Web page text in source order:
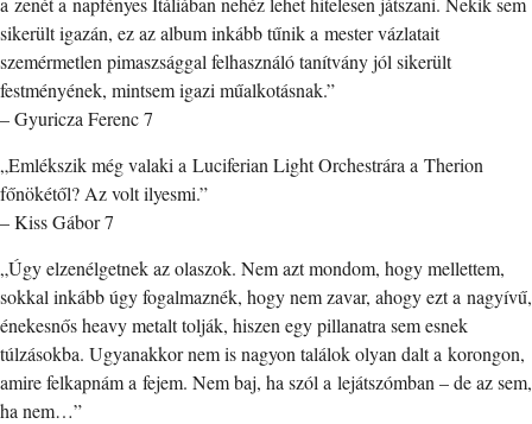
sikerült igazán, ez az album inkább tűnik a mester vázlatait
szemérmetlen pimaszsággal felhasználó tanítvány jól sikerült
festményének, mintsem igazi műalkotásnak.”
– Gyuricza Ferenc 7
„Emlékszik még valaki a Luciferian Light Orchestrára a Therion
főnökétől? Az volt ilyesmi.”
– Kiss Gábor 7
„Úgy elzenélgetnek az olaszok. Nem azt mondom, hogy mellettem,
sokkal inkább úgy fogalmaznék, hogy nem zavar, ahogy ezt a nagyívű,
énekesnős heavy metalt tolják, hiszen egy pillanatra sem esnek
túlzásokba. Ugyanakkor nem is nagyon találok olyan dalt a korongon,
amire felkapnám a fejem. Nem baj, ha szól a lejátszómban – de az sem,
ha nem…”